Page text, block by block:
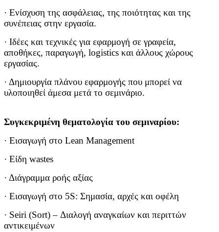
· Ενίσχυση της ασφάλειας, της ποιότητας και της
συνέπειας στην εργασία.
· Ιδέες και τεχνικές για εφαρμογή σε γραφεία,
αποθήκες, παραγωγή, logistics και άλλους χώρους
εργασίας.
· Δημιουργία πλάνου εφαρμογής που μπορεί να
υλοποιηθεί άμεσα μετά το σεμινάριο.
Συγκεκριμένη θεματολογία του σεμιναρίου:
· Εισαγωγή στο Lean Management
· Είδη wastes
· Διάγραμμα ροής αξίας
· Εισαγωγή στο 5S: Σημασία, αρχές και οφέλη
· Seiri (Sort) – Διαλογή αναγκαίων και περιττών
αντικειμένων